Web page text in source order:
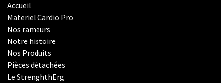
Accueil
Materiel Cardio Pro
Nos rameurs
Notre histoire
Nos Produits
Pièces détachées
Le StrenghthErg